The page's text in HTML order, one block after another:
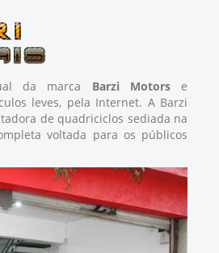
da marca Barzi Motorse
leves, pela Internet. A Barzi
de quadriciclos sediada na
voltada para os públicos